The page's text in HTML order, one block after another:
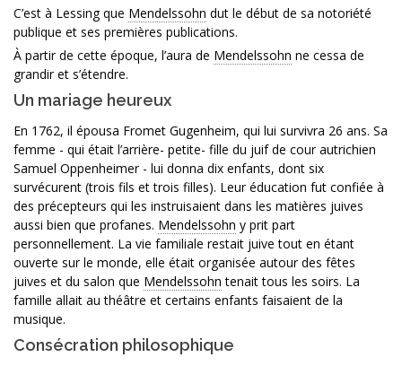
C’est à Lessing que Mendelssohn dut le début de sa notoriété
publique et ses premières publications.
À partir de cette époque, l’aura de Mendelssohn ne cessa de
grandir et s’étendre.
Un mariage heureux
En 1762, il épousa Fromet Gugenheim, qui lui survivra 26 ans. Sa
femme - qui était l’arrière- petite- fille du juif de cour autrichien
Samuel Oppenheimer - lui donna dix enfants, dont six
survécurent (trois fils et trois filles). Leur éducation fut confiée à
des précepteurs qui les instruisaient dans les matières juives
aussi bien que profanes. Mendelssohn y prit part
personnellement. La vie familiale restait juive tout en étant
ouverte sur le monde, elle était organisée autour des fêtes
juives et du salon que Mendelssohn tenait tous les soirs. La
famille allait au théâtre et certains enfants faisaient de la
musique.
Consécration philosophique